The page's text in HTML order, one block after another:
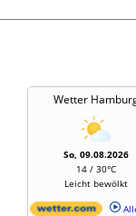
Wetter
So, 09.08.2026
14 / 30°C
Leicht bewölkt